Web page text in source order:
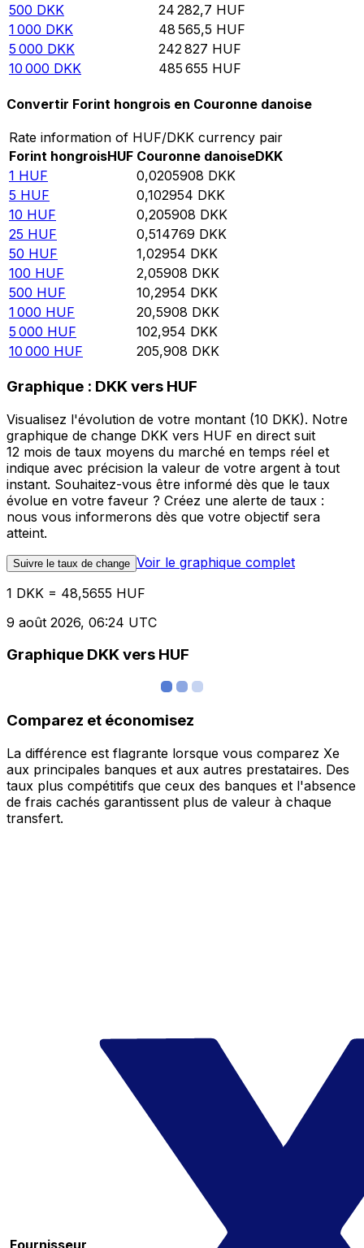
500 DKK 24 282,7 HUF
1 000 DKK 48 565,5 HUF
5 000 DKK 242 827 HUF
10 000 DKK 485 655 HUF
Convertir Forint hongrois en Couronne danoise
Rate information of HUF/DKK currency pair
Forint hongroisHUF Couronne danoiseDKK
1 HUF 0,0205908 DKK
5 HUF 0,102954 DKK
10 HUF 0,205908 DKK
25 HUF 0,514769 DKK
50 HUF 1,02954 DKK
100 HUF 2,05908 DKK
500 HUF 10,2954 DKK
1 000 HUF 20,5908 DKK
5 000 HUF 102,954 DKK
10 000 HUF 205,908 DKK
Graphique : DKK vers HUF
Visualisez l'évolution de votre montant (10 DKK). Notre
graphique de change DKK vers HUF en direct suit
12 mois de taux moyens du marché en temps réel et
indique avec précision la valeur de votre argent à tout
instant. Souhaitez-vous être informé dès que le taux
évolue en votre faveur ? Créez une alerte de taux :
nous vous informerons dès que votre objectif sera
atteint.
Suivre le taux de change Voir le graphique complet
1 DKK = 48,5655 HUF
9 août 2026, 06:24 UTC
Graphique DKK vers HUF
Comparez et économisez
La différence est flagrante lorsque vous comparez Xe
aux principales banques et aux autres prestataires. Des
taux plus compétitifs que ceux des banques et l'absence
de frais cachés garantissent plus de valeur à chaque
transfert.
Fournisseur